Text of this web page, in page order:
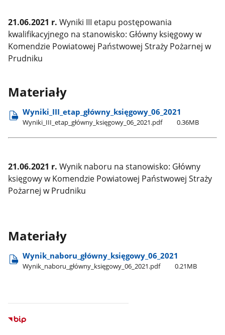
21.06.2021 r.Wyniki III etapu postępowania
kwalifikacyjnego na stanowisko: Główny księgowy w
Komendzie Powiatowej Państwowej Straży Pożarnej w
Prudniku
Materiały
Wyniki​_III​_etap​_główny​_księgowy​_06​_2021
Wyniki​_III​_etap​_główny​_księgowy​_06​_2021.pdf 0.36MB
21.06.2021 r.Wynik naboru na stanowisko: Główny
księgowy w Komendzie Powiatowej Państwowej Straży
Pożarnej w Prudniku
Materiały
Wynik​_naboru​_główny​_księgowy​_06​_2021
Wynik​_naboru​_główny​_księgowy​_06​_2021.pdf 0.21MB